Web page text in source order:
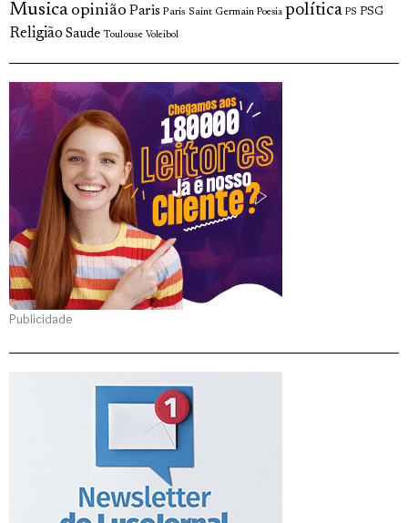
Musica opinião Paris Paris Saint Germain Poesia política PS PSG
Religião Saude Toulouse Voleibol
Publicidade